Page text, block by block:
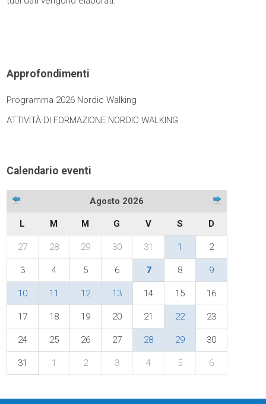
Approfondimenti
Programma 2026 Nordic Walking
ATTIVITÀ DI FORMAZIONE NORDIC WALKING
Calendario eventi
Agosto 2026
L M M G V S D
27 28 29 30 31 1 2
3 4 5 6 7 8 9
10 11 12 13 14 15 16
17 18 19 20 21 22 23
24 25 26 27 28 29 30
31 1 2 3 4 5 6